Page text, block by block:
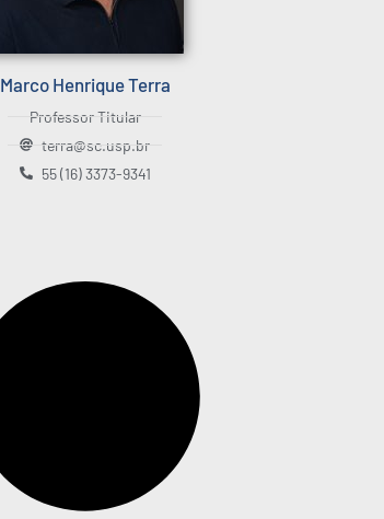
Marco Henrique Terra
Professor Titular
terra@sc.usp.br
55 (16) 3373-9341